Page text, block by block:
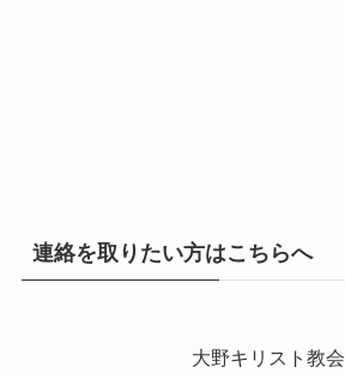
連絡を取りたい方はこちらへ
大野キリスト教会